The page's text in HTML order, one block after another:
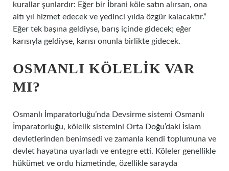
kurallar şunlardır: Eğer bir İbrani köle satın alırsan, ona
altı yıl hizmet edecek ve yedinci yılda özgür kalacaktır.”
Eğer tek başına geldiyse, barış içinde gidecek; eğer
karısıyla geldiyse, karısı onunla birlikte gidecek.
OSMANLI KÖLELIK VAR
MI?
Osmanlı İmparatorluğu’nda Devsirme sistemi Osmanlı
İmparatorluğu, kölelik sistemini Orta Doğu’daki İslam
devletlerinden benimsedi ve zamanla kendi toplumuna ve
devlet hayatına uyarladı ve entegre etti. Köleler genellikle
hükümet ve ordu hizmetinde, özellikle sarayda